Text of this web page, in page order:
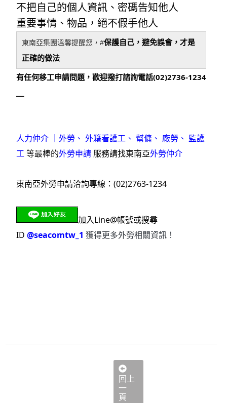
不把自己的個人資訊、密碼告知他人
重要事情、物品，絕不假手他人
東南亞集團溫馨提醒您，#保護自己，避免誤會，才是
正確的做法
有任何移工申請問題，歡迎撥打諮詢電話(02)2736-1234
人力仲介 ｜外勞 、 外籍看護工 、 幫傭 、 廠勞 、 監護
工 等最棒的外勞申請 服務請找東南亞外勞仲介
東南亞外勞申請洽詢專線：(02)2763-1234
加入Line@帳號或搜尋
ID @seacomtw_1 獲得更多外勞相關資訊！
回上
一
頁